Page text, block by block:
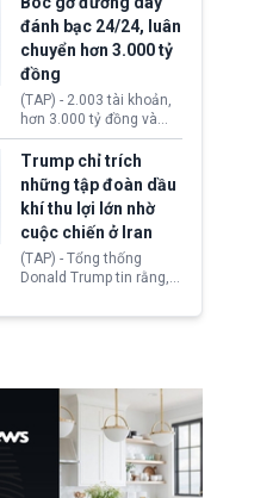
Một hành vi vi phạm giấy
tờ, xuất nhập cảnh trái
phép hay liên quan kiểm
soát công nghệ có thể
khiến công dân Trung
Quốc đối mặt lệnh cấm
xuất cảnh kéo dài tới 3
năm. Trong khi đó, người
nước ngoài sử dụng giấy
tờ giả có nguy cơ bị từ
chối nhập cảnh hoặc
cấm vào Trung Quốc tới
5 năm.
đánh bạc 24/24, luân
chuyển hơn 3.000 tỷ
đồng
(TAP) - 2.003 tài khoản,
hơn 3.000 tỷ đồng và
một đường dây đánh
bạc xuyên quốc gia vận
hành 24/24 giờ vừa bị
Công an TP. Hải Phòng
(Việt Nam) bóc gỡ.
Trump chỉ trích
những tập đoàn dầu
khí thu lợi lớn nhờ
cuộc chiến ở Iran
(TAP) - Tổng thống
Donald Trump tin rằng, 2
ExxonMobil và Chevron
Kỳ xảy ra xung đột ở
Iran. Trên cơ sở đó, lãnh
đạo Nhà Trắng kêu gọi
các doanh nghiệp cần
giảm giá bán cho người
tiêu dùng.